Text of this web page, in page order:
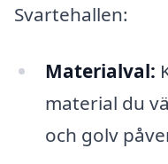
Svartehallen:
Materialval:
material du
och golv